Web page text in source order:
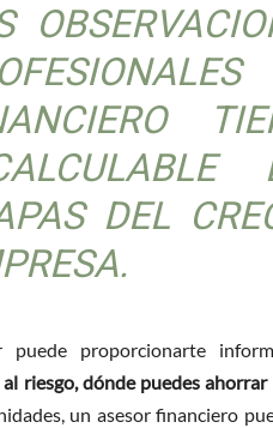
DEL
puede proporcionarte
riesgo, dónde puedes
un asesor financiero